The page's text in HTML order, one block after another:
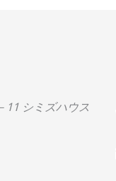
11 シミズハウス